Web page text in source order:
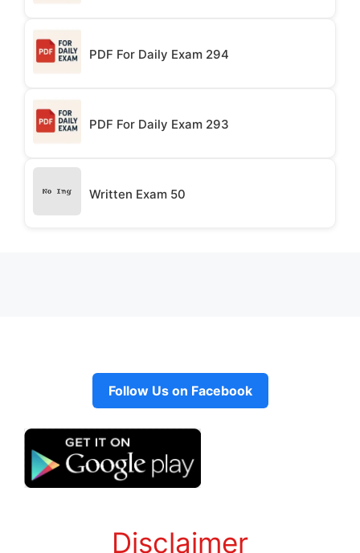
PDF For Daily Exam 294
PDF For Daily Exam 293
Written Exam 50
Follow Us on Facebook
Disclaimer